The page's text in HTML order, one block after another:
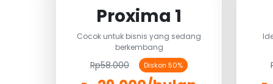
Proxima 1
Cocok untuk bisnis yang sedang
berkembang
Rp58.000 Diskon 50%